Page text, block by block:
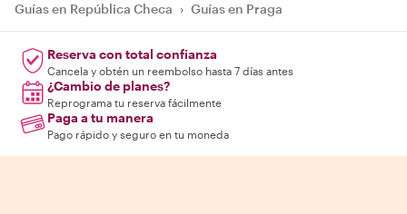
Guías en República Checa › Guías en Praga
Reserva con total confianza
Cancela y obtén un reembolso hasta 7 días antes
¿Cambio de planes?
Reprograma tu reserva fácilmente
Paga a tu manera
Pago rápido y seguro en tu moneda